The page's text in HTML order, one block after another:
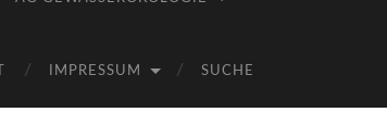
IMPRESSUM SUCHE